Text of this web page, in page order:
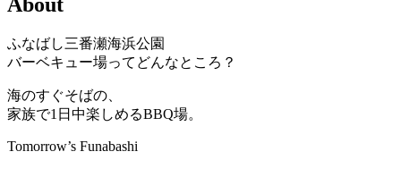
ふなばし三番瀬海浜公園
バーベキュー場ってどんなところ？
海のすぐそばの、
家族で1日中楽しめるBBQ場。
Tomorrow’s Funabashi